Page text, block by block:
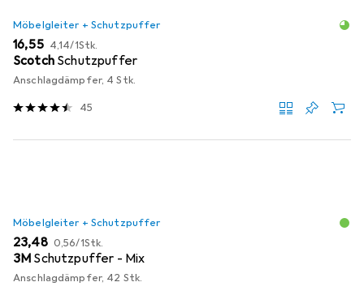
Möbelgleiter + Schutzpuffer
EUR
16,55 EUR
4,14/1Stk.
Scotch Schutzpuffer
Anschlagdämpfer, 4 Stk.
45
Möbelgleiter + Schutzpuffer
EUR
23,48 EUR
0,56/1Stk.
3M Schutzpuffer - Mix
Anschlagdämpfer, 42 Stk.